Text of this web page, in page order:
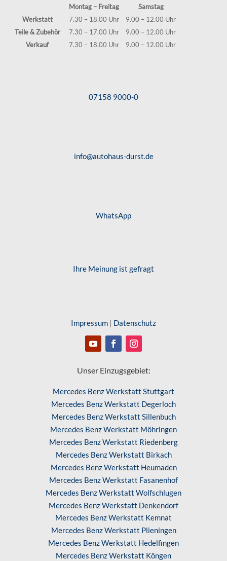
Montag – Freitag
Samstag
Werkstatt
7.30 – 18.00 Uhr
9.00 – 12.00 Uhr
Teile & Zubehör
7.30 – 17.00 Uhr
9.00 – 12.00 Uhr
Verkauf
7.30 – 18.00 Uhr 9.00 – 12.00 Uhr
07158 9000-0
info@autohaus-durst.de
WhatsApp
Ihre Meinung ist gefragt
Impressum | Datenschutz
Unser Einzugsgebiet:
Mercedes Benz Werkstatt Stuttgart
Mercedes Benz Werkstatt Degerloch
Mercedes Benz Werkstatt Sillenbuch
Mercedes Benz Werkstatt Möhringen
Mercedes Benz Werkstatt Riedenberg
Mercedes Benz Werkstatt Birkach
Mercedes Benz Werkstatt Heumaden
Mercedes Benz Werkstatt Fasanenhof
Mercedes Benz Werkstatt Wolfschlugen
Mercedes Benz Werkstatt Denkendorf
Mercedes Benz Werkstatt Kemnat
Mercedes Benz Werkstatt Plieningen
Mercedes Benz Werkstatt Hedelfingen
Mercedes Benz Werkstatt Köngen